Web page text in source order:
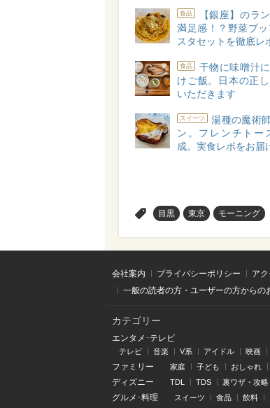
食品
【銀座】のラ
満足感！？野菜ブ
スタセットを徹底レ
食品
干物に味噌汁
けご飯。日本の正
いただきます
スイーツ
湯種の魔術
ン。フレンチトー
成。実食レポをお届
目黒 東京 モーニング
会社案内 プライバシーポリシー ア
一般の読者の方・ユーザーの方からの
カテゴリー
エンタメ･テレビ
テレビ 音楽 V系 アイドル 映画
ファミリー 家庭 子ども おしゃれ
ディズニー TDL TDS 裏ワザ・攻略
グルメ･料理 スイーツ 食品 飲料